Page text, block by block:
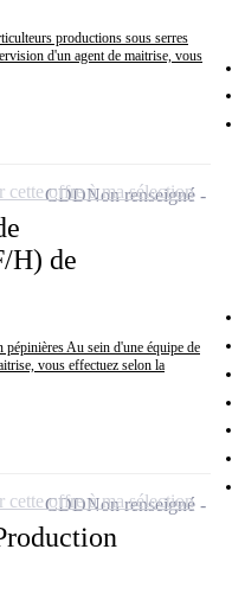
productions sous serres
d'un agent de maitrise, vous
H) de
Au sein d'une équipe de
vous effectuez selon la
CDDNon renseigné
cette offre à ma sélection
CDDNon renseigné
cette offre à ma sélection